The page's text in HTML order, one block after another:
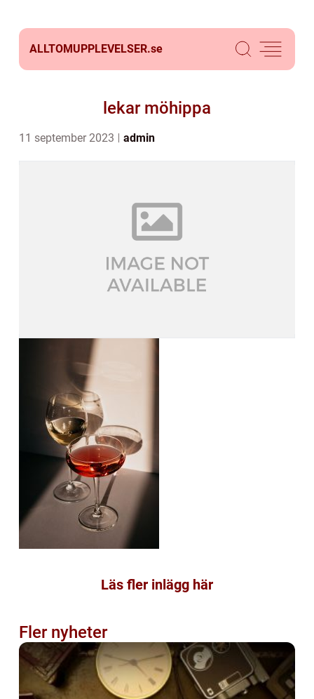
ALLTOMUPPLEVELSER.se
lekar möhippa
11 september 2023 admin
Läs fler inlägg här
Fler nyheter